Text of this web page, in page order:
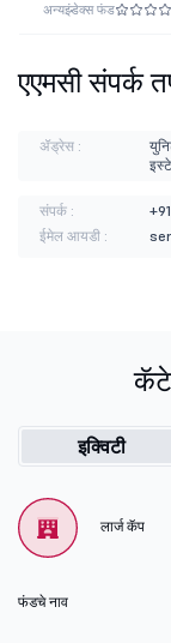
अन्यइंडेक्स फंड
एएमसी संपर्क
ॲड्रेस :
संपर्क :
ईमेल आयडी :
इक्विटी
लार्ज कॅप
फंडचे नाव